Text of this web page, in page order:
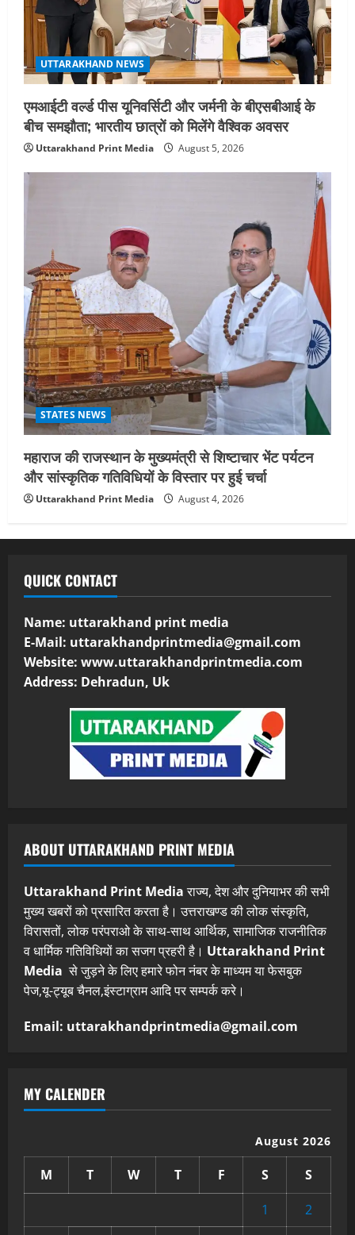
UTTARAKHAND NEWS
एमआईटी वर्ल्ड पीस यूनिवर्सिटी और जर्मनी के बीएसबीआई के
बीच समझौता; भारतीय छात्रों को मिलेंगे वैश्विक अवसर
Uttarakhand Print Media August 5, 2026
STATES NEWS
महाराज की राजस्थान के मुख्यमंत्री से शिष्टाचार भेंट पर्यटन
और सांस्कृतिक गतिविधियों के विस्तार पर हुई चर्चा
Uttarakhand Print Media August 4, 2026
QUICK CONTACT
Name: uttarakhand print media
E-Mail: uttarakhandprintmedia@gmail.com
Website: www.uttarakhandprintmedia.com
Address: Dehradun, Uk
ABOUT UTTARAKHAND PRINT MEDIA
Uttarakhand Print Mediaराज्य, देश और दुनियाभर की सभी
मुख्य खबरों को प्रसारित करता है। उत्तराखण्ड की लोक संस्कृति,
विरासतों, लोक परंपराओ के साथ-साथ आर्थिक, सामाजिक राजनीतिक
व धार्मिक गतिविधियों का सजग प्रहरी है। Uttarakhand Print
Media से जुड़ने के लिए हमारे फोन नंबर के माध्यम या फेसबुक
पेज,यू-ट्यूब चैनल,इंस्टाग्राम आदि पर सम्पर्क करे।
Email: uttarakhandprintmedia@gmail.com
MY CALENDER
August 2026
M T W T F S
S
1
2